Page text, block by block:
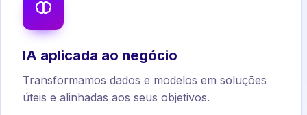
IA aplicada ao negócio
Transformamos dados e modelos em soluções
úteis e alinhadas aos seus objetivos.